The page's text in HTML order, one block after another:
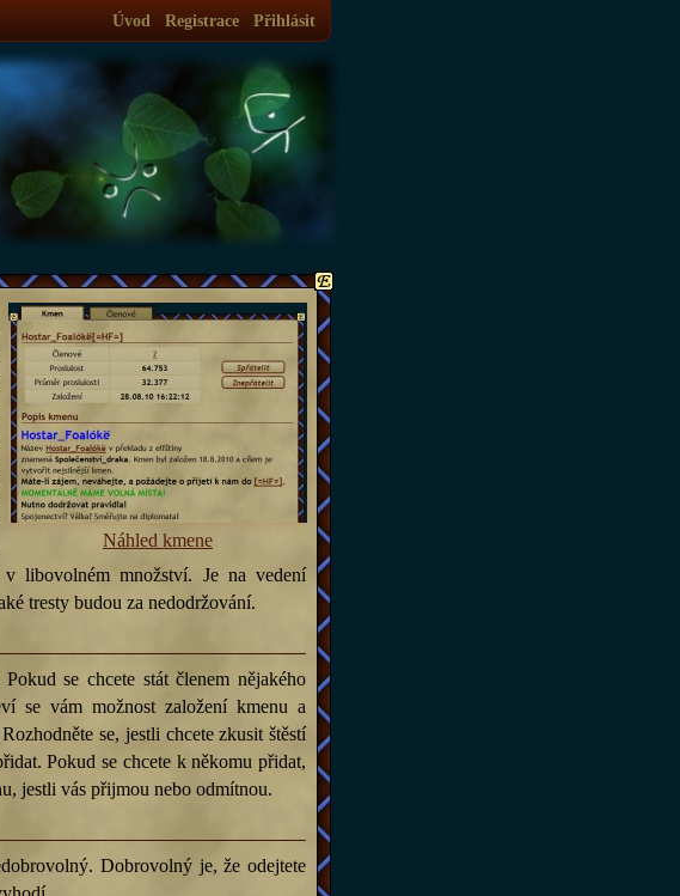
Úvod Registrace Přihlásit
Náhled kmene
libovolném množství. Je na vedení
tresty budou za nedodržování.
se chcete stát členem nějakého
se vám možnost založení kmenu a
se, jestli chcete zkusit štěstí
Pokud se chcete k někomu přidat,
jestli vás přijmou nebo odmítnou.
Dobrovolný je, že odejtete